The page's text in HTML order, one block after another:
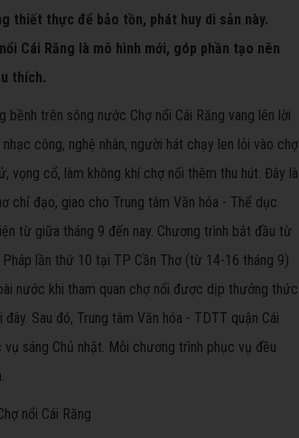
thiết thực để bảo tồn, phát huy di sản này.
Cái Răng là mô hình mới, góp phần tạo nên
thích.
trên sông nước Chợ nổi Cái Răng vang lên lời
công, nghệ nhân, người hát chạy len lỏi vào chợ
vọng cổ, làm không khí chợ nổi thêm thu hút. Đây là
chỉ đạo, giao cho Trung tâm Văn hóa - Thể dục
từ giữa tháng 9 đến nay. Chương trình bắt đầu từ
lần thứ 10 tại TP Cần Thơ (từ 14-16 tháng 9)
nước khi tham quan chợ nổi được dịp thưởng thức
Sau đó, Trung tâm Văn hóa - TDTT quận Cái
sáng Chủ nhật. Mỗi chương trình phục vụ đều